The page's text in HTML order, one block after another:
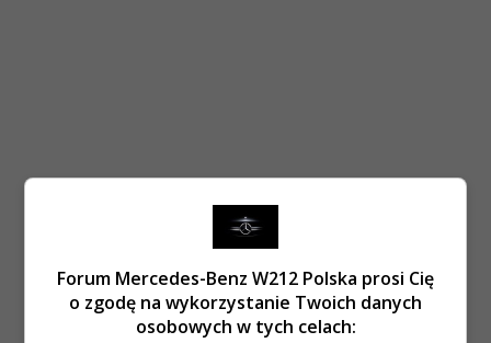
Forum Mercedes-Benz W212 Polska prosi Cię
o zgodę na wykorzystanie Twoich danych
osobowych w tych celach: